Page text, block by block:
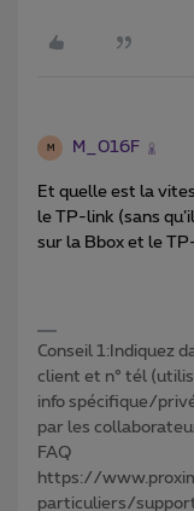
M M_016F
Et quelle est la
le TP-link (sans
sur la Bbox et le
Conseil 1:Indiquez
client et n° tél
info spécifique/
par les
FAQ
https://
particuliers/